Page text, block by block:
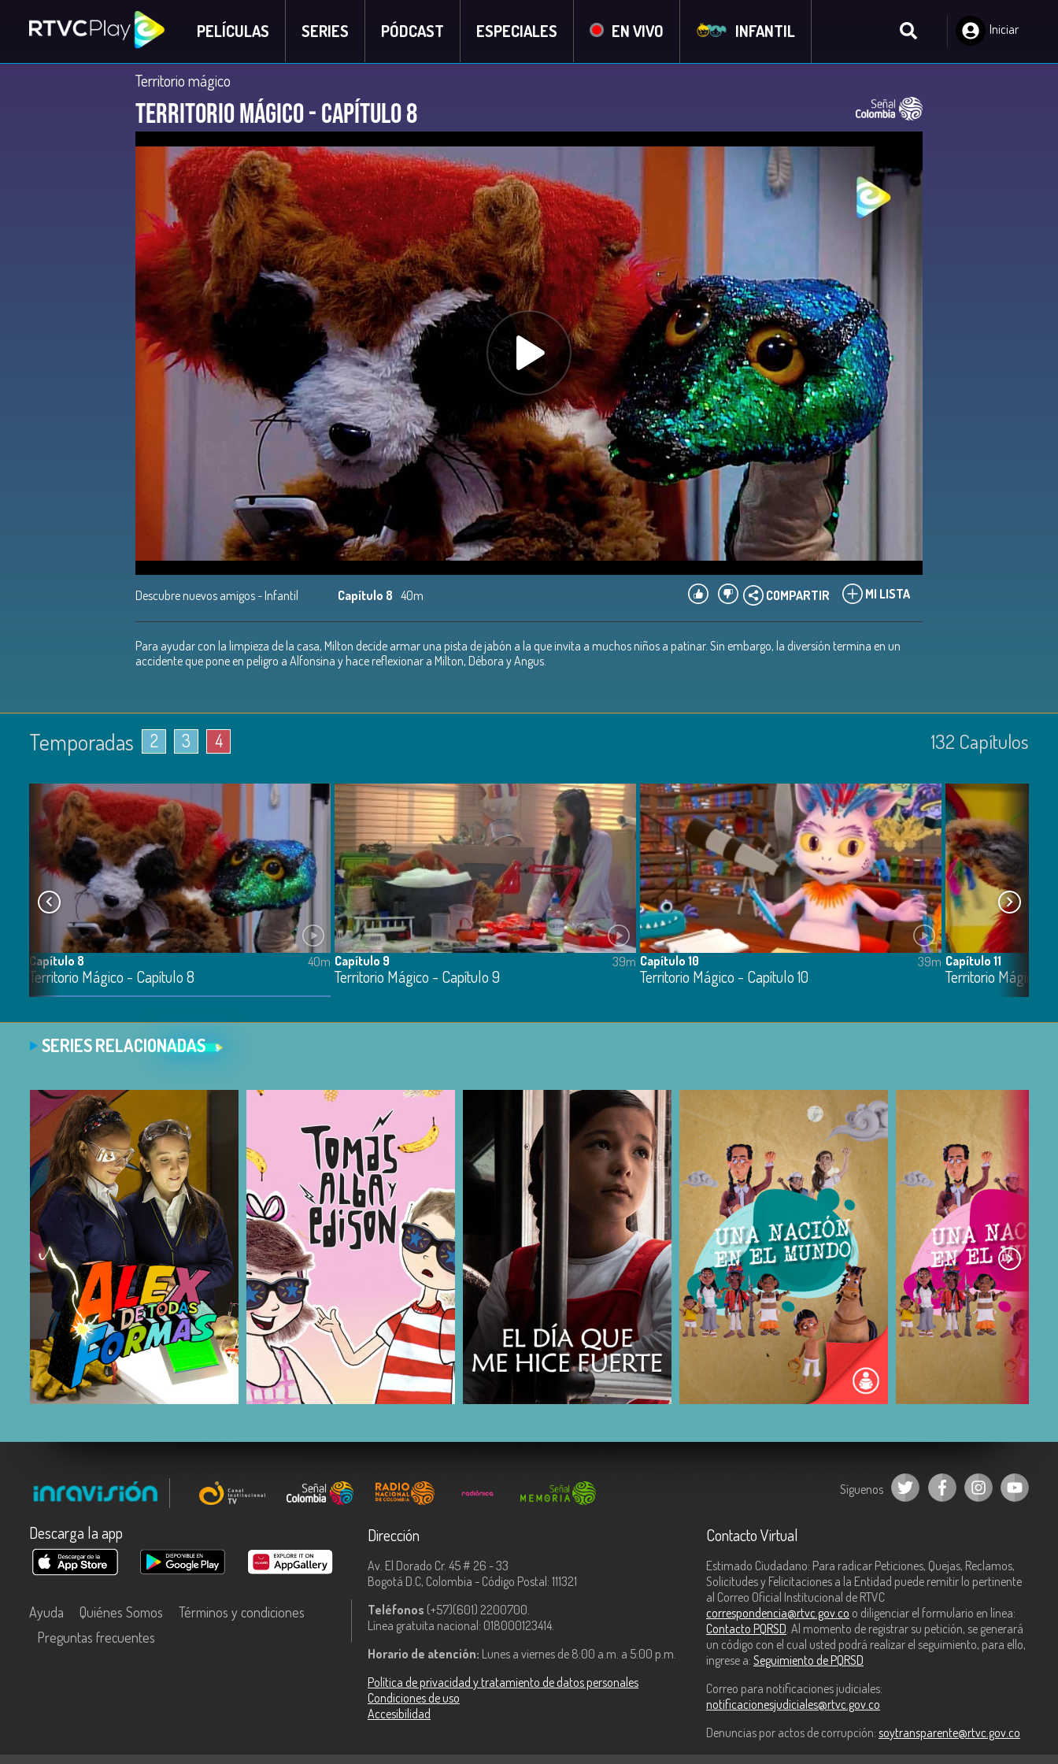
PELÍCULAS SERIES PÓDCAST ESPECIALES EN VIVO INFANTIL
Iniciar
Territorio mágico
Territorio Mágico - Capítulo 8
Descubre nuevos amigos - Infantil Capítulo 8 40m MI LISTA
COMPARTIR
Para ayudar con la limpieza de la casa, Milton decide armar una pista de jabón a la que invita a muchos niños a patinar. Sin embargo, la diversión termina en un
accidente que pone en peligro a Alfonsina y hace reflexionar a Milton, Débora y Angus.
Temporadas 2 3 4 132 Capí­tulos
Capítulo 8
Territorio Mágico - Capítulo 8
40m Capítulo 9
Territorio Mágico - Capítulo 9
39m Capítulo 10
Territorio Mágico - Capítulo 10
39m Capítulo 11
Territorio Mágico -
SERIES RELACIONADAS
COMPARTIR COMPARTIR COMPARTIR
Síguenos
Descarga la app
Ayuda Quiénes Somos
Términos y condiciones
Preguntas frecuentes
Dirección
Av. El Dorado Cr. 45 # 26 - 33
Bogotá D.C, Colombia - Código Postal: 111321
Teléfonos (+57)(601) 2200700.
Línea gratuita nacional: 018000123414.
Horario de atención: Lunes a viernes de 8:00 a.m. a 5:00 p.m.
Política de privacidad y tratamiento de datos personales
Condiciones de uso
Accesibilidad
Contacto Virtual
Estimado Ciudadano: Para radicar Peticiones, Quejas, Reclamos,
Solicitudes y Felicitaciones a la Entidad puede remitir lo pertinente
al Correo Oficial Institucional de RTVC
correspondencia@rtvc.gov.co o diligenciar el formulario en línea:
Contacto PQRSD . Al momento de registrar su petición, se generará
un código con el cual usted podrá realizar el seguimiento, para ello,
ingrese a: Seguimiento de PQRSD
Correo para notificaciones judiciales:
notificacionesjudiciales@rtvc.gov.co
Denuncias por actos de corrupción: soytransparente@rtvc.gov.co